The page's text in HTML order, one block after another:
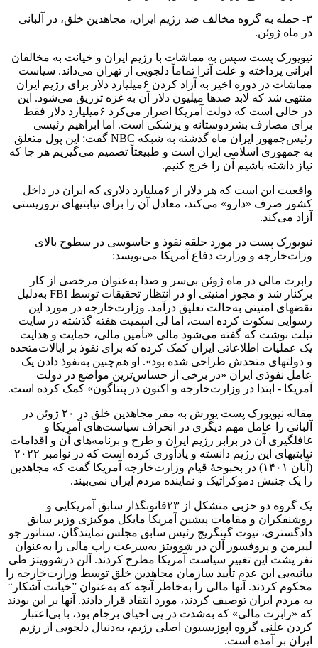
۳- حمله به گروه مخالف ضد رژیم ایران، مجاهدین خلق، در آلبانی
در ماه ژوئن.
نیویورک پست سپس به مماشات با رژیم ایران و خیانت به مخالفان
ایرانی پرداخته و علت آنرا تماماً دلجویی از تهران می‌داند. سیاست
مماشات در دوره اخیر به آزاد کردن ۶میلیارد دلار برای رژیم ایران
منتهی شد که لابد صدها میلیون دلار آن به غزه تزریق می‌شود. این
در حالی است که دولت آمریکا اصرار می‌کرد ۶میلیارد دلار فقط
برای مصارف بشردوستانه و پزشکی است. اما ابراهیم رئیسی
رئیس‌جمهور ایران ماه گذشته به شبکه NBC گفت: این پول متعلق
به جمهوری اسلامی ایران است و طبیعتاً تصمیم می‌گیریم هر جا که
نیاز داشته باشیم آن را خرج کنیم.
واقعیت این است که هر دلار از ۶میلیارد دلاری که ایران در داخل
کشور صرف «دارو» می‌کند، معادل آن را برای نیابتیهای تروریستی
آزاد می‌کند.
نیویورک پست در مورد حلقه نفوذ و جاسوسی در سطوح بالای
وزات‌خارجه و وزارت دفاع آمریکا می‌نویسد:
رابرت مالی در ماه ژوئن بی‌سر و صدا به‌عنوان مرخصی از کار
برکنار شد و مجوز امنیتی او در انتظار تحقیقات توسط FBI به‌دلیل
نقضهای امنیتی به‌حالت تعلیق درآمد. وزارت‌خارجه در مورد این
رسوایی سکوت کرده است، اما لی اسمیت هفته گذشته در سایت
تبلت نوشت که گفته می‌شود مالی «تأمین مالی، حمایت و هدایت
یک عملیات اطلاعاتی ایران کمک کرده که برای نفوذ بر ایالات‌متحده
و دولتهای متحدش طراحی شده بود». او هم‌چنین به‌نفوذ دادن یک
عامل نفوذی ایران «در برخی از حساس‌ترین مواضع در دولت
آمریکا - ابتدا در وزارت‌خارجه و اکنون در پنتاگون» کمک کرده است.
مقاله نیویورک پست یورش به مقر مجاهدین خلق در ۲۰ ژوئن در
آلبانی را عامل مهم دیگری در انحراف سیاست‌های آمریکا و
غافلگیری آن در برابر رژیم ایران و طرح و برنامه‌های آن و اقدامات
نیابتیهای این رژیم دانسته و یادآوری کرده است که در نوامبر ۲۰۲۲
(آبان ۱۴۰۱) در بحبوحه‌ٔ قیام وزارت‌خارجه آمریکا گفت که مجاهدین
را یک جنبش دموکراتیک و نماینده مردم ایران نمی‌بیند.
یک گروه دو حزبی متشکل از ۲۳قانونگذار سابق آمریکایی و
روشنفکران و مقامات پیشین آمریکا مایکل موکیزی وزیر سابق
دادگستری، نیوت گینگریچ رئیس سابق مجلس نمایندگان، سناتور جو
لیبرمن و پروفسور آلن در شوویتز به‌سرعت راب مالی را به‌عنوان
نفر پشت این تغییر سیاست آمریکا مطرح کردند. آلن درشوویتز طی
بیانیه‌یی این عدم تأیید سازمان مجاهدین خلق توسط وزارت‌خارجه را
محکوم کردند. آنها مالی را به‌خاطر آنچه که به‌عنوان ”خیانت آشکار“
به مردم ایران توصیف کردند، مورد انتقاد قرار دادند. آنها بر این بودند
که «رابرت مالی» که به‌شدت در پی احیای برجام بود، با بی‌اعتبار
کردن علنی گروه اپوزیسیون اصلی رژیم، به‌دنبال دلجویی از رژیم
ایران بر آمده است.